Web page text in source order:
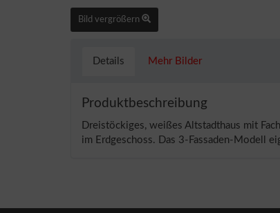
Bild vergrößern
Details Mehr Bilder
Produktbeschreibung
Dreistöckiges, weißes Altstadthaus mit
im Erdgeschoss. Das 3-Fassaden-Modell